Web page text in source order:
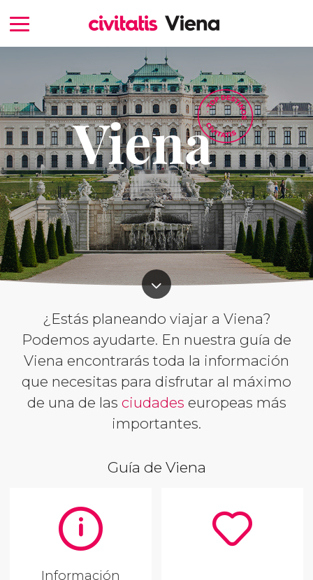
Viena
¿Estás planeando viajar a Viena?
Podemos ayudarte. En nuestra guía de
Viena encontrarás toda la información
que necesitas para disfrutar al máximo
de una de las ciudades europeas más
importantes.
Guía de Viena
Información